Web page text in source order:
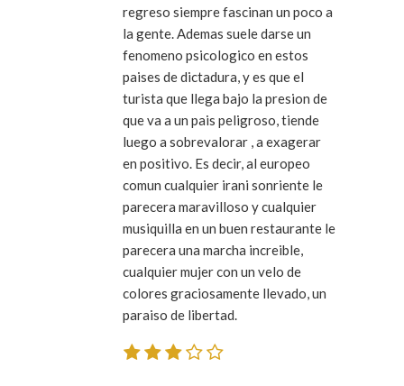
regreso siempre fascinan un poco a
la gente. Ademas suele darse un
fenomeno psicologico en estos
paises de dictadura, y es que el
turista que llega bajo la presion de
que va a un pais peligroso, tiende
luego a sobrevalorar , a exagerar
en positivo. Es decir, al europeo
comun cualquier irani sonriente le
parecera maravilloso y cualquier
musiquilla en un buen restaurante le
parecera una marcha increible,
cualquier mujer con un velo de
colores graciosamente llevado, un
paraiso de libertad.